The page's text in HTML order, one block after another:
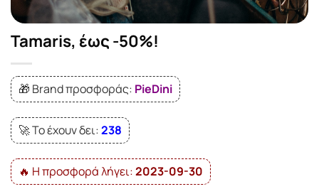
Tamaris, έως -50%!
🎁 Brand προσφοράς: PieDini
🚀 Το έχουν δει:238
🔥 Η προσφορά λήγει:2023-09-30